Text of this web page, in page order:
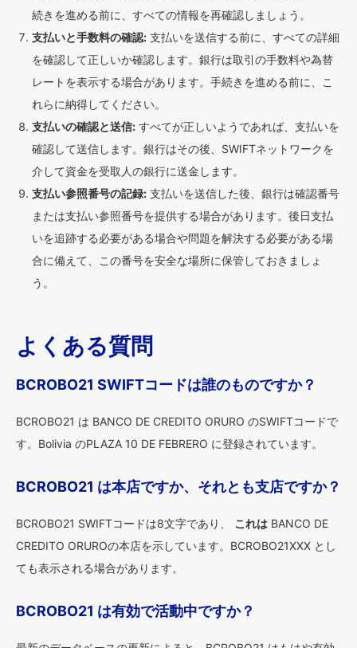
続きを進める前に、すべての情報を再確認しましょう。
支払いと手数料の確認: 支払いを送信する前に、すべての詳細
を確認して正しいか確認します。銀行は取引の手数料や為替
レートを表示する場合があります。手続きを進める前に、こ
れらに納得してください。
支払いの確認と送信: すべてが正しいようであれば、支払いを
確認して送信します。銀行はその後、SWIFTネットワークを
介して資金を受取人の銀行に送金します。
支払い参照番号の記録: 支払いを送信した後、銀行は確認番号
または支払い参照番号を提供する場合があります。後日支払
いを追跡する必要がある場合や問題を解決する必要がある場
合に備えて、この番号を安全な場所に保管しておきましょ
う。
よくある質問
BCROBO21 SWIFTコードは誰のものですか？
BCROBO21 は BANCO DE CREDITO ORURO のSWIFTコードで
す。Bolivia のPLAZA 10 DE FEBRERO に登録されています。
BCROBO21 は本店ですか、それとも支店ですか？
BCROBO21 SWIFTコードは8文字であり、 これは BANCO DE
CREDITO ORUROの本店を示しています。BCROBO21XXX とし
ても表示される場合があります。
BCROBO21 は有効で活動中ですか？